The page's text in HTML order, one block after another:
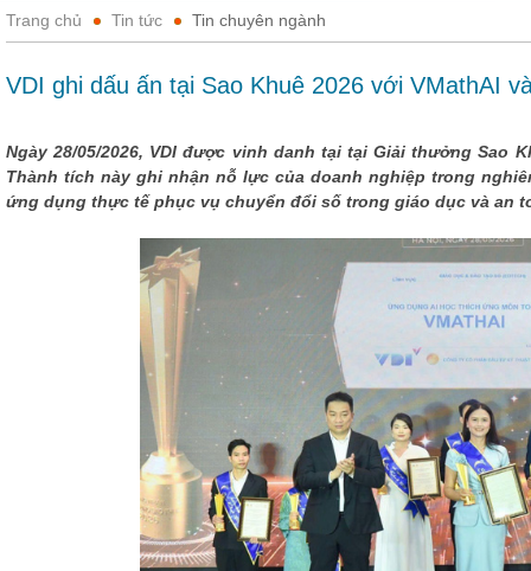
Trang chủ Tin tức Tin chuyên ngành
VDI ghi dấu ấn tại Sao Khuê 2026 với VMathAI
Ngày 28/05/2026, VDI được vinh danh tại tại Giải thưởng Sao
Thành tích này ghi nhận nỗ lực của doanh nghiệp trong
ứng dụng thực tế phục vụ chuyển đổi số trong giáo dục và